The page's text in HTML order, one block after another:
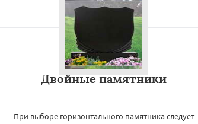
Двойные памятники
При выборе горизонтального памятника следует